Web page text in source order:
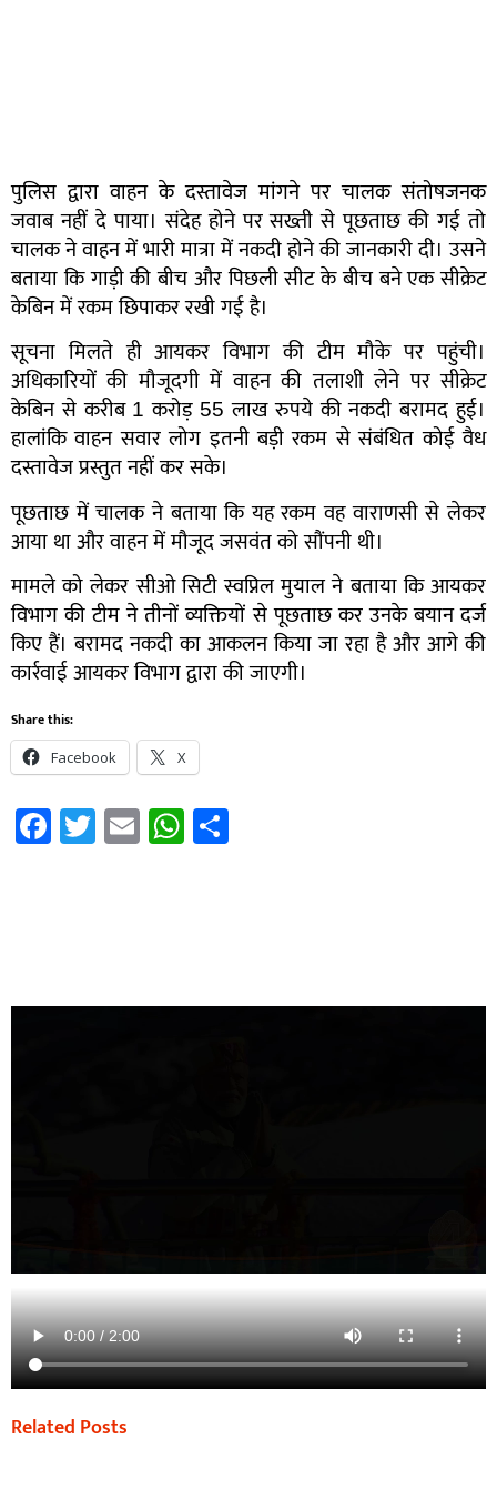
पुलिस द्वारा वाहन के दस्तावेज मांगने पर चालक संतोषजनक
जवाब नहीं दे पाया। संदेह होने पर सख्ती से पूछताछ की गई तो
चालक ने वाहन में भारी मात्रा में नकदी होने की जानकारी दी। उसने
बताया कि गाड़ी की बीच और पिछली सीट के बीच बने एक सीक्रेट
केबिन में रकम छिपाकर रखी गई है।
सूचना मिलते ही आयकर विभाग की टीम मौके पर पहुंची।
अधिकारियों की मौजूदगी में वाहन की तलाशी लेने पर सीक्रेट
केबिन से करीब 1 करोड़ 55 लाख रुपये की नकदी बरामद हुई।
हालांकि वाहन सवार लोग इतनी बड़ी रकम से संबंधित कोई वैध
दस्तावेज प्रस्तुत नहीं कर सके।
पूछताछ में चालक ने बताया कि यह रकम वह वाराणसी से लेकर
आया था और वाहन में मौजूद जसवंत को सौंपनी थी।
मामले को लेकर सीओ सिटी स्वप्निल मुयाल ने बताया कि आयकर
विभाग की टीम ने तीनों व्यक्तियों से पूछताछ कर उनके बयान दर्ज
किए हैं। बरामद नकदी का आकलन किया जा रहा है और आगे की
कार्रवाई आयकर विभाग द्वारा की जाएगी।
Share this:
Facebook X
Facebook
Twitter
EmailWhatsApp
Related Posts